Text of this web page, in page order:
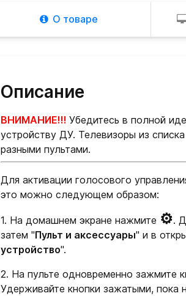
О товаре
Описание
ВНИМАНИЕ!!! Убедитесь в полной
устройству ДУ. Телевизоры из
разными пультами.
Для активации голосового
это можно следующем образом:
1. На домашнем экране нажмите ⚙.
затем "Пульт и аксессуары" и в
устройство".
2. На пульте одновременно зажмите
Удерживайте кнопки зажатыми, пока